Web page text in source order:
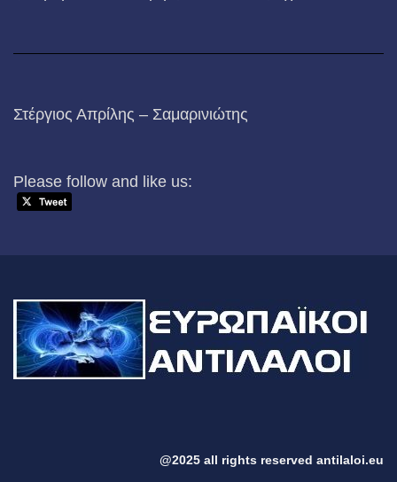
Στέργιος Απρίλης – Σαμαρινιώτης
Please follow and like us:
@2025 all rights reserved antilaloi.eu